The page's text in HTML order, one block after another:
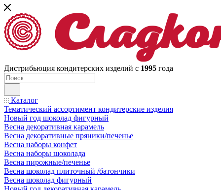
Дистрибьюция кондитерских изделий с 1995 года
Каталог
Тематический ассортимент кондитерские изделия
Новый год шоколад фигурный
Весна декоративная карамель
Весна декоративные пряники/печенье
Весна наборы конфет
Весна наборы шоколада
Весна пирожные/печенье
Весна шоколад плиточный /батончики
Весна шоколад фигурный